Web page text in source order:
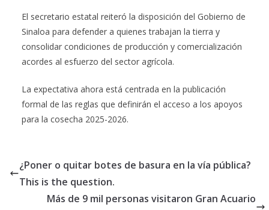
El secretario estatal reiteró la disposición del Gobierno de
Sinaloa para defender a quienes trabajan la tierra y
consolidar condiciones de producción y comercialización
acordes al esfuerzo del sector agrícola.
La expectativa ahora está centrada en la publicación
formal de las reglas que definirán el acceso a los apoyos
para la cosecha 2025-2026.
¿Poner o quitar botes de basura en la vía pública?
This is the question.
Más de 9 mil personas visitaron Gran Acuario